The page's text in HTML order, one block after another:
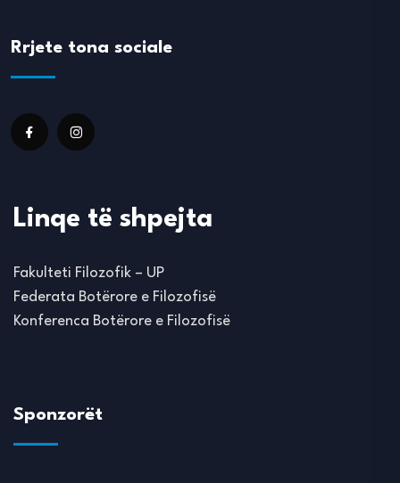
Rrjete tona sociale
Linqe të shpejta
Fakulteti Filozofik – UP
Federata Botërore e Filozofisë
Konferenca Botërore e Filozofisë
Sponzorët